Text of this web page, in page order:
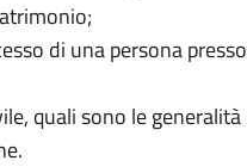
di una persona presso
quali sono le generalità